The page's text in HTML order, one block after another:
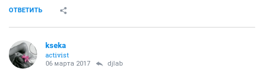
ОТВЕТИТЬ
kseka
activist
06 марта 2017 djlab